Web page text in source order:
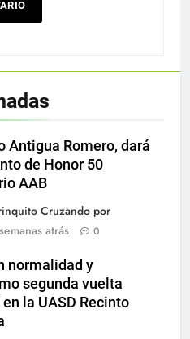
Antigua Romero, dará
de Honor 50
AAB
Cruzando por
atrás 0
normalidad y
segunda vuelta
la UASD Recinto